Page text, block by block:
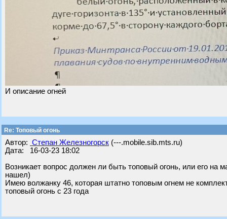
И описание огней
Re: Топовый огонь
Автор: Степан Железногорск (---.mobile.sib.mts.ru)
Дата: 16-03-23 18:02
Возникает вопрос должен ли быть топовый огонь, или его
нашел)
Имею волжанку 46, которая штатно топовым огнем не
топовый огонь с 23 года